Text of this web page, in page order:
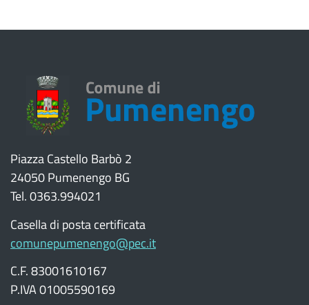
Piazza Castello Barbò 2
24050 Pumenengo BG
Tel. 0363.994021
Casella di posta certificata
comunepumenengo@pec.it
C.F. 83001610167
P.IVA 01005590169